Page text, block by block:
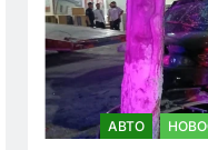
АВТО